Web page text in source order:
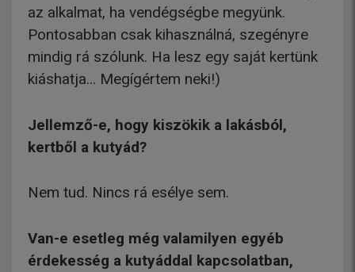
az alkalmat, ha vendégségbe megyünk.
Pontosabban csak kihasználná, szegényre
mindig rá szólunk. Ha lesz egy saját kertünk
kiáshatja... Megígértem neki!)
Jellemző-e, hogy kiszökik a lakásból,
kertből a kutyád?
Nem tud. Nincs rá esélye sem.
Van-e esetleg még valamilyen egyéb
érdekesség a kutyáddal kapcsolatban,